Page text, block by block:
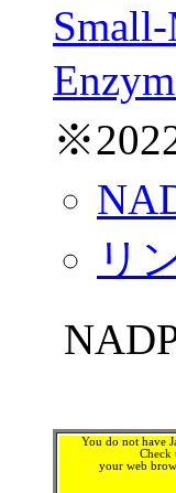
リ
You do not have
Check
your web